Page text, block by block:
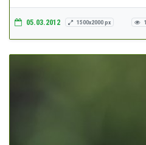
05.03.2012 1500x2000 px